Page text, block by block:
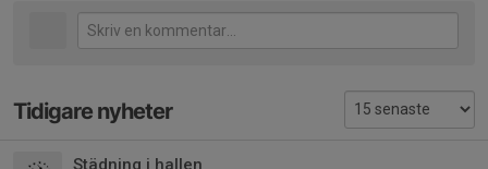
Tidigare nyheter
Städning i hallen